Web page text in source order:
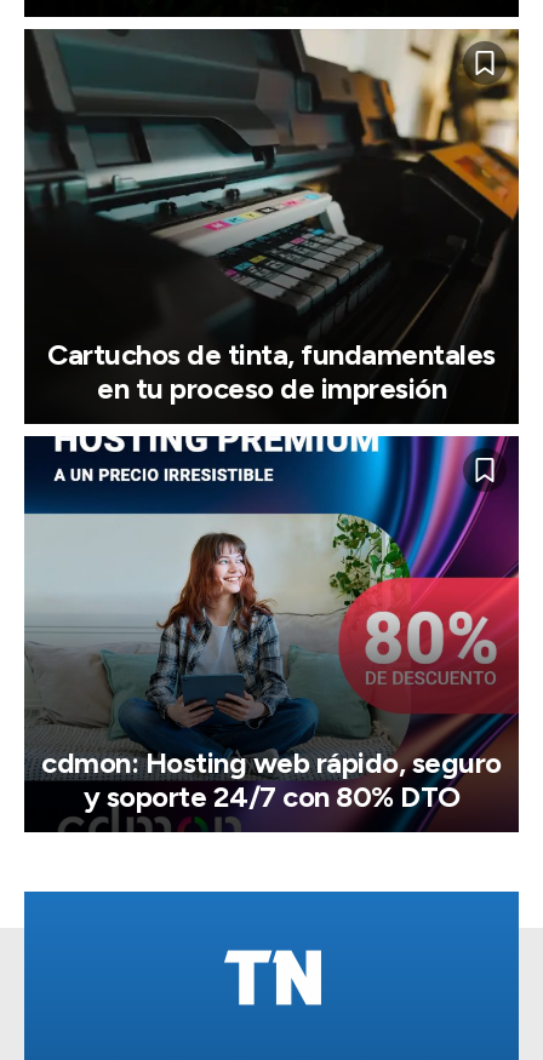
Cartuchos de tinta, fundamentales
en tu proceso de impresión
cdmon: Hosting web rápido, seguro
y soporte 24/7 con 80% DTO